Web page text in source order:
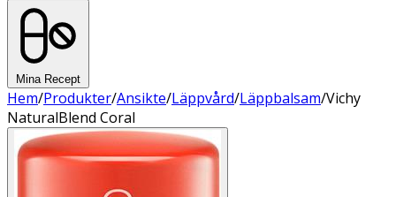
Mina Recept
Hem/Produkter/Ansikte/Läppvård/Läppbalsam/Vichy
NaturalBlend Coral